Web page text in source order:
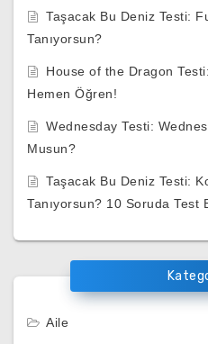
Taşacak Bu Deniz Testi:
Tanıyorsun?
House of the Dragon
Hemen Öğren!
Wednesday Testi:
Musun?
Taşacak Bu Deniz Testi:
Tanıyorsun? 10 Soruda Test
Aile